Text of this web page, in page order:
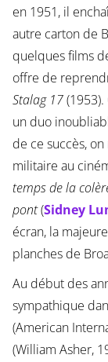
en 1951, il
autre carton de
quelques films
offre de
Stalag 17(1953).
un duo
de ce succès,
militaire au
temps de la
pont(Sidney
écran, la
planches de
Au début des
sympathique
(American
(William Asher,